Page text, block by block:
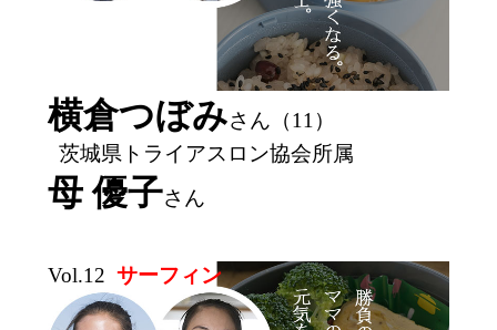
横倉つぼみさん（11）
茨城県トライアスロン協会所属
母 優子さん
Vol.12 サーフィン